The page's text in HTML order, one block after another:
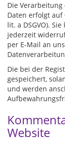
Die
Daten erfolgt auf
lit. a DSGVO).
jederzeit
per E-Mail an
Die bei der
gespeichert,
und werden
Website